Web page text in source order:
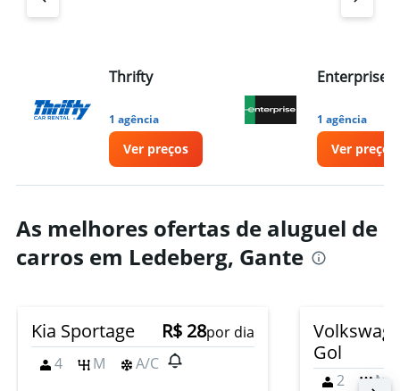
Thrifty
1 agência
Ver preços
Enterprise
1 agência
Ver preços
As melhores ofertas de aluguel de
carros em Ledeberg, Gante
Kia Sportage R$ 28por dia
4
M A/C
Gol
2 M